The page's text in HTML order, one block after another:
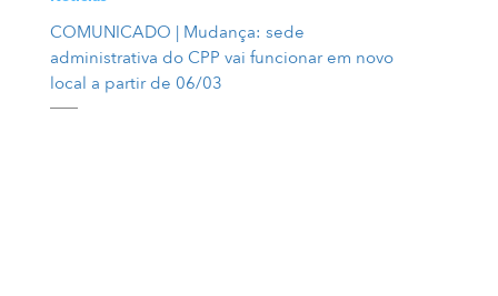
COMUNICADO | Mudança: sede
administrativa do CPP vai funcionar em novo
local a partir de 06/03